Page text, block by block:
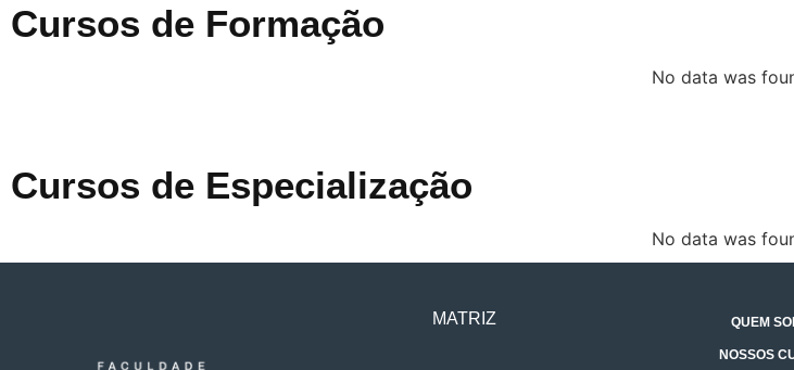
Cursos de Formação
No data was
Cursos de Especialização
No data was
MATRIZ QUEM
NOSSOS